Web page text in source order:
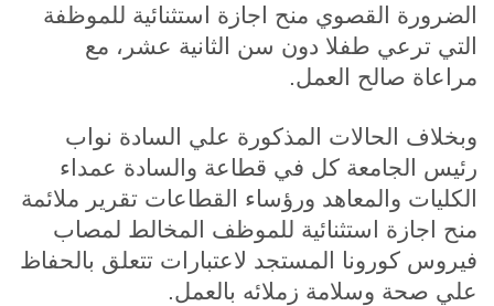
الضرورة القصوي منح اجازة استثنائية للموظفة
التي ترعي طفلا دون سن الثانية عشر، مع
مراعاة صالح العمل.
وبخلاف الحالات المذكورة علي السادة نواب
رئيس الجامعة كل في قطاعة والسادة عمداء
الكليات والمعاهد ورؤساء القطاعات تقرير ملائمة
منح اجازة استثنائية للموظف المخالط لمصاب
فيروس كورونا المستجد لاعتبارات تتعلق بالحفاظ
علي صحة وسلامة زملائه بالعمل.